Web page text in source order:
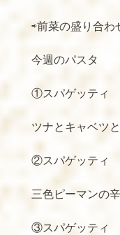
⇨前菜の盛り合わ
今週のパスタ
①スパゲッティ
ツナとキャベツ
②スパゲッティ
三色ピーマンの
③スパゲッティ